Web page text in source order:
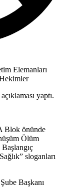
Elemanları
yaptı.
Blok önünde
Ölüm
sloganları
Başkanı